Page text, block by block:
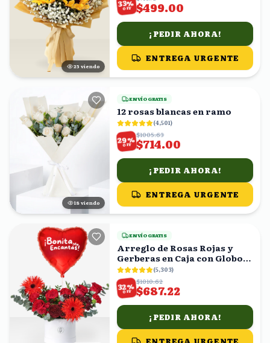
25 viendo
33OFF $499.00
¡PEDIR AHORA!
ENTREGA URGENTE
17 viendo
ENVÍO GRATIS
12 rosas blancas en ramo
(4,501)
29%
OFF
$1005.63
$714.00
¡PEDIR AHORA!
ENTREGA URGENTE
ENVÍO GRATIS
Arreglo de Rosas Rojas y
Gerberas en Caja con Globo
Corazón
(5,303)
32%
OFF
$1010.62
$687.22
¡PEDIR AHORA!